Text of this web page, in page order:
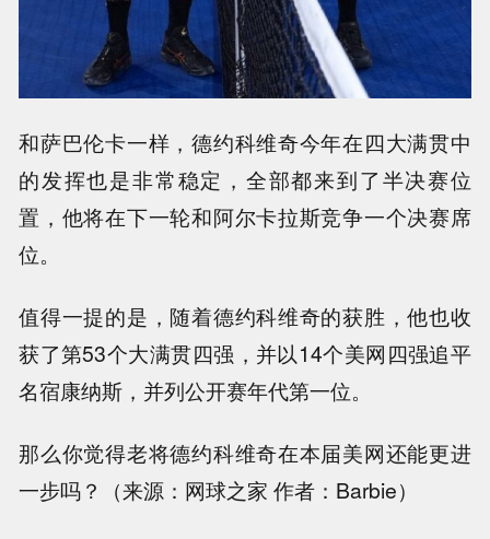
和萨巴伦卡一样，德约科维奇今年在四大满贯中
的发挥也是非常稳定，全部都来到了半决赛位
置，他将在下一轮和阿尔卡拉斯竞争一个决赛席
位。
值得一提的是，随着德约科维奇的获胜，他也收
获了第53个大满贯四强，并以14个美网四强追平
名宿康纳斯，并列公开赛年代第一位。
那么你觉得老将德约科维奇在本届美网还能更进
一步吗？（来源：网球之家 作者：Barbie）